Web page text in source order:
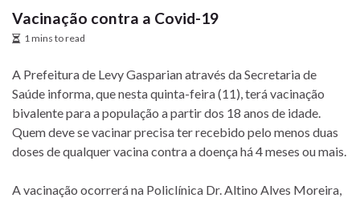
Vacinação contra a Covid-19
1 mins to read
A Prefeitura de Levy Gasparian através da Secretaria de
Saúde informa, que nesta quinta-feira (11), terá vacinação
bivalente para a população a partir dos 18 anos de idade.
Quem deve se vacinar precisa ter recebido pelo menos duas
doses de qualquer vacina contra a doença há 4 meses ou mais.
A vacinação ocorrerá na Policlínica Dr. Altino Alves Moreira,